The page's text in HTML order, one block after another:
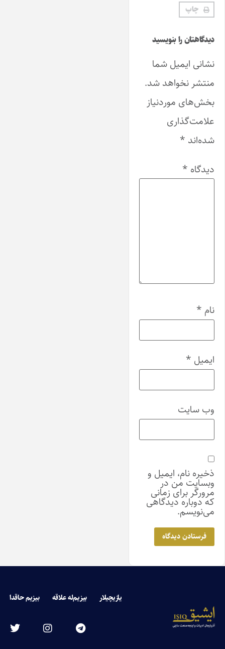
چاپ
دیدگاهتان را بنویسید
نشانی ایمیل شما
منتشر نخواهد شد.
بخش‌های موردنیاز
علامت‌گذاری
شده‌اند *
دیدگاه *
نام *
ایمیل *
وب‌ سایت
ذخیره نام، ایمیل و
وبسایت من در
مرورگر برای زمانی
که دوباره دیدگاهی
می‌نویسم.
یازیچیلار بیزیم‌له علاقه بیزیم حاقدا